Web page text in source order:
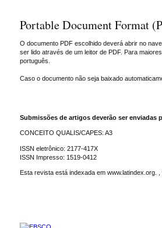
Portable Document Format
O documento PDF escolhido deverá abrir no
ser lido através de um leitor de PDF. Para
português.
Caso o documento não seja baixado
Submissões de artigos deverão ser enviadas
CONCEITO QUALIS/CAPES: A3
ISSN eletrônico: 2177-417X
ISSN Impresso: 1519-0412
Esta revista está indexada em www.latindex.org.